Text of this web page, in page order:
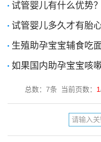
试管婴儿有什么优势
试管婴儿多久才有胎
生殖助孕宝宝辅食吃
总数：7条 当前页数： 1